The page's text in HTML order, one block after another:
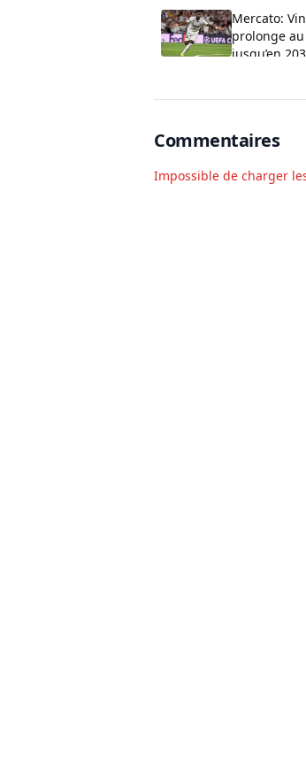
Mercato:
prolonge
jusqu’en
Commentaires
Impossible de charger